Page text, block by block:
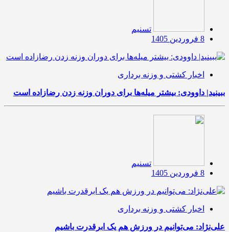
تسنیم
8 فروردین 1405
اخبار کشتی و وزنه برداری
ببینید| داوودی: بیشتر میله‌ها برای دوران وزنه زدن رضازاده است
تسنیم
8 فروردین 1405
اخبار کشتی و وزنه برداری
علی‌نژاد: می‌توانیم در ورزش هم یک ابرقدرت باشیم